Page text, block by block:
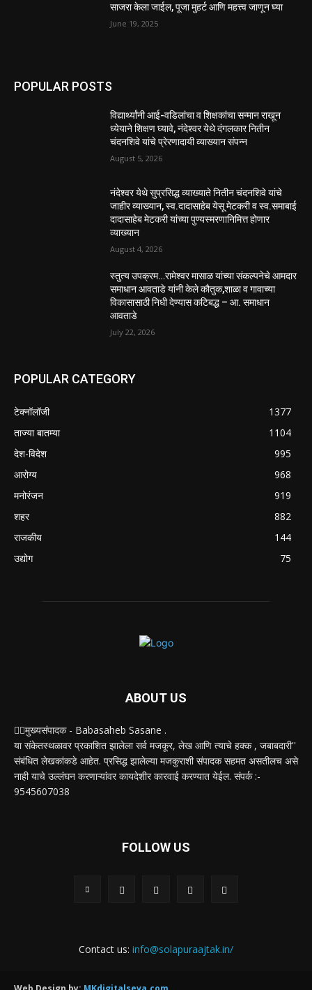
साजरा केला जाईल, पूजा मुहर्ट आणि महत्त्व जाणून घ्या
June 19, 2025
POPULAR POSTS
विद्यार्थ्यांनी आई-वडिलांचा व शिक्षकांचा सन्मान राखून
ध्येयाने शिक्षण घ्यावे, नंदेश्वर येथे दंगलकार नितीन
चंदनशिवे यांचे प्रेरणादायी व्याख्यान संपन्न
August 5, 2026
नंदेश्वर येथे सुप्रसिद्ध व्याख्याते नितीन चंदनशिवे यांचे
जाहीर व्याख्यान, स्व.दादासाहेब येसू मेटकरी व स्व.समाबाई
दादासाहेब मेटकरी यांच्या पुण्यस्मरणानिमित्त होणार
व्याख्यान
August 4, 2026
स्तुत्य उपक्रम…रामेश्वर मासाळ यांच्या संकल्पनेचे आमदार
समाधान आवताडे यांनी केले कौतुक,शाळा व गावाच्या
विकासासाठी निधी देण्यास कटिबद्ध – आ. समाधान
आवताडे
July 22, 2026
POPULAR CATEGORY
टेक्नॉलॉजी
1377
ताज्या बातम्या
1104
देश-विदेश
995
आरोग्य
968
मनोरंजन
919
शहर
882
राजकीय
144
उद्योग
75
ABOUT US
✍🏻मुख्यसंपादक - Babasaheb Sasane .
या संकेतस्थळावर प्रकाशित झालेला सर्व मजकूर, लेख आणि त्याचे हक्क , जबाबदारी''
संबंधित लेखकांकडे आहेत. प्रसिद्ध झालेल्या मजकुराशी संपादक सहमत असतीलच असे
नाही याचे उल्लंघन करणाऱ्यांवर कायदेशीर कारवाई करण्यात येईल. संपर्क :-
9545607038
FOLLOW US
Contact us: info@solapuraajtak.in/